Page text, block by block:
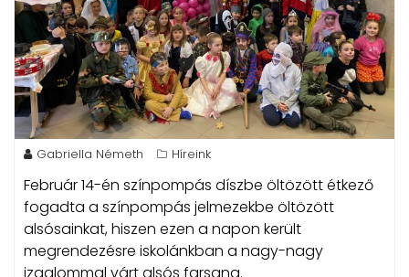
Gabriella Németh Híreink
Február 14-én színpompás díszbe öltözött étkező
fogadta a színpompás jelmezekbe öltözött
alsósainkat, hiszen ezen a napon került
megrendezésre iskolánkban a nagy-nagy